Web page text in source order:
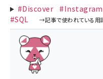
#Discover #Instagram
#SQL